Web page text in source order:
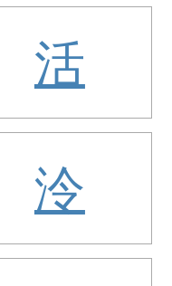
活
泠